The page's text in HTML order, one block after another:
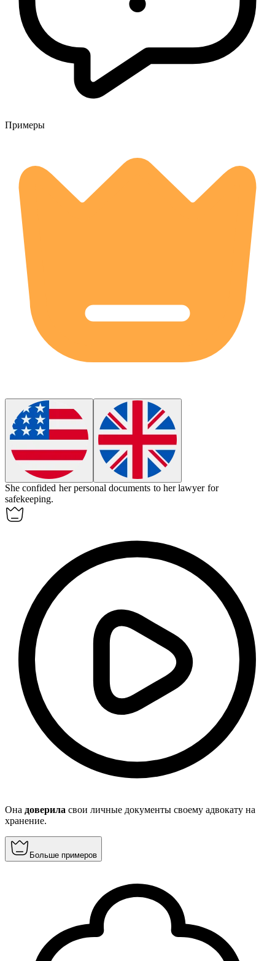
Примеры
Sheconfided her personal documents to her lawyer for
safekeeping.
Она доверила свои личные документы своему адвокату на
хранение.
Больше примеров